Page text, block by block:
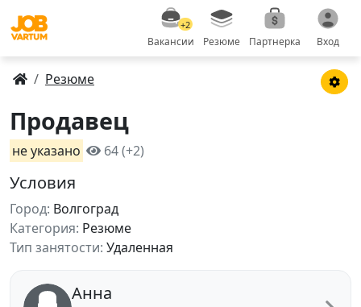
+2
Вакансии Резюме Партнерка Вход
Резюме
Продавец
не указано 64 (+2)
Условия
Город: Волгоград
Категория: Резюме
Тип занятости: Удаленная
Анна